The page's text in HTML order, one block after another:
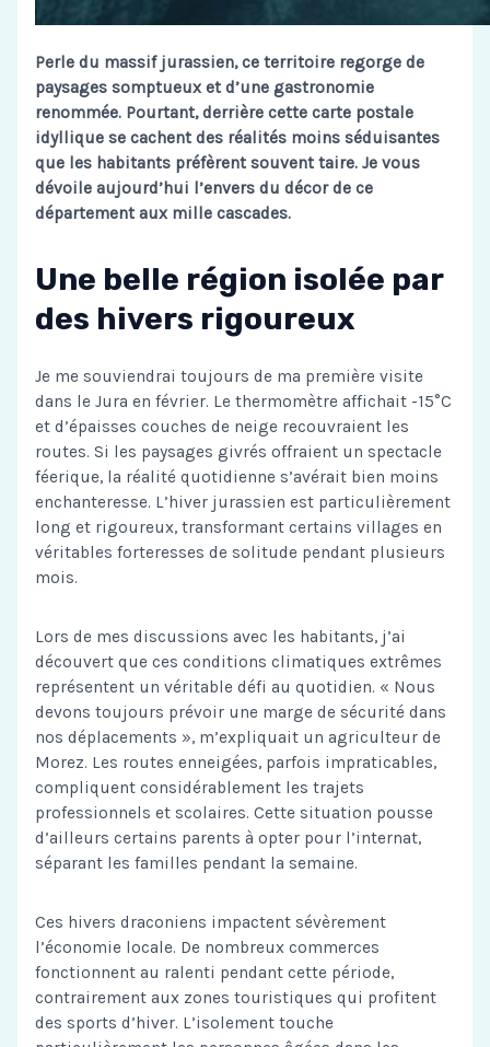
Perle du massif jurassien, ce territoire regorge de
paysages somptueux et d’une gastronomie
renommée. Pourtant, derrière cette carte postale
idyllique se cachent des réalités moins séduisantes
que les habitants préfèrent souvent taire. Je vous
dévoile aujourd’hui l’envers du décor de ce
département aux mille cascades.
Une belle région isolée par
des hivers rigoureux
Je me souviendrai toujours de ma première visite
dans le Jura en février. Le thermomètre affichait -15°C
et d’épaisses couches de neige recouvraient les
routes. Si les paysages givrés offraient un spectacle
féerique, la réalité quotidienne s’avérait bien moins
enchanteresse. L’hiver jurassien est particulièrement
long et rigoureux, transformant certains villages en
véritables forteresses de solitude pendant plusieurs
mois.
Lors de mes discussions avec les habitants, j’ai
découvert que ces conditions climatiques extrêmes
représentent un véritable défi au quotidien. « Nous
devons toujours prévoir une marge de sécurité dans
nos déplacements », m’expliquait un agriculteur de
Morez. Les routes enneigées, parfois impraticables,
compliquent considérablement les trajets
professionnels et scolaires. Cette situation pousse
d’ailleurs certains parents à opter pour l’internat,
séparant les familles pendant la semaine.
Ces hivers draconiens impactent sévèrement
l’économie locale. De nombreux commerces
fonctionnent au ralenti pendant cette période,
contrairement aux zones touristiques qui profitent
des sports d’hiver. L’isolement touche